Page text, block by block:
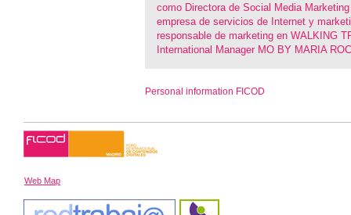
como Directora de Social Media
empresa de servicios de Internet y
responsable de marketing en WALKING
International Manager MO BY MARIA
Personal information FICOD
Web Map